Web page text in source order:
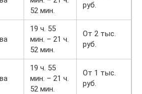
52 мин.
руб.
19 ч. 55
мин. – 21 ч.
52 мин.
От 2 тыс.
руб.
19 ч. 55
мин. – 21 ч.
52 мин.
От 1 тыс.
руб.